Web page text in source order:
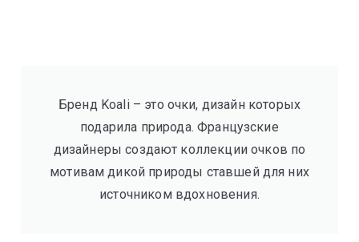
Бренд Koali – это очки, дизайн которых
подарила природа. Французские
дизайнеры создают коллекции очков по
мотивам дикой природы ставшей для них
источником вдохновения.